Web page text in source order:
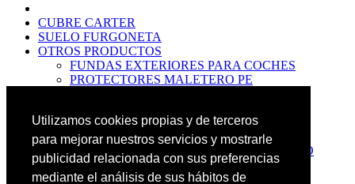
Utilizamos cookies propias y de terceros
para mejorar nuestros servicios y mostrarle
publicidad relacionada con sus preferencias
mediante el análisis de sus hábitos de
CUBRE CARTER
SUELO FURGONETA
OTROS PRODUCTOS
FUNDAS EXTERIORES PARA COCHES
PROTECTORES MALETERO PE
PREMIUM
PROTECTORES MALETERO PE
PROTECTORES DE MALETERO CAUCHO
BASIC
ALFOMBRILLAS GOMA PREMIUM